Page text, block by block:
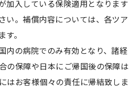
加入している保険適用となります
い。補償内容については、各ツア
。
内の病院でのみ有効となり、諸経
の保障や日本にご帰国後の保障は
はお客様個々の責任に帰結致しま